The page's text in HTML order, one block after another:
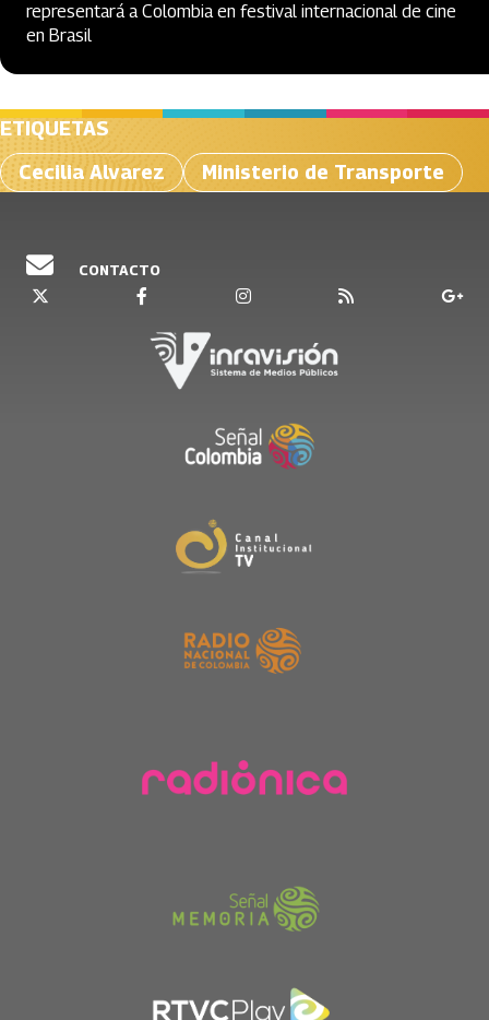
representará a Colombia en festival internacional de cine
en Brasil
ETIQUETAS
Cecilia Alvarez
Ministerio de Transporte
CONTACTO